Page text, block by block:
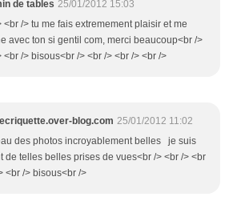
de tables 25/01/2012 15:03
<br /> tu me fais extremement plaisir et me
avec ton si gentil com, merci beaucoup<br />
<br /> bisous<br /> <br /> <br /> <br />
blog.com 25/01/2012 11:02
des photos incroyablement belles je suis
de telles belles prises de vues<br /> <br /> <br
<br /> bisous<br />